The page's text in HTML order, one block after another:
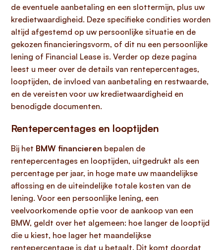
de eventuele aanbetaling en een slottermijn, plus uw
kredietwaardigheid. Deze specifieke condities worden
altijd afgestemd op uw persoonlijke situatie en de
gekozen financieringsvorm, of dit nu een persoonlijke
lening of Financial Lease is. Verder op deze pagina
leest u meer over de details van rentepercentages,
looptijden, de invloed van aanbetaling en restwaarde,
en de vereisten voor uw kredietwaardigheid en
benodigde documenten.
Rentepercentages en looptijden
Bij het BMW financieren bepalen de
rentepercentages en looptijden, uitgedrukt als een
percentage per jaar, in hoge mate uw maandelijkse
aflossing en de uiteindelijke totale kosten van de
lening. Voor een persoonlijke lening, een
veelvoorkomende optie voor de aankoop van een
BMW, geldt over het algemeen: hoe langer de looptijd
die u kiest, hoe lager het maandelijkse
rentepercentage is dat u betaalt. Dit komt doordat